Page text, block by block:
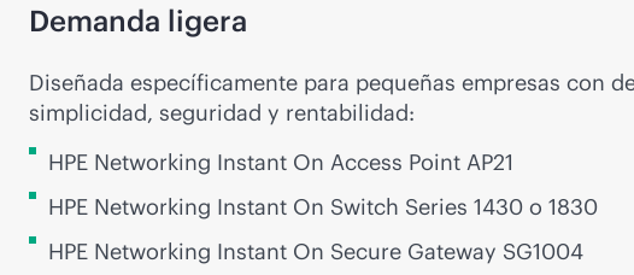
Demanda ligera
Diseñada específicamente para pequeñas empresas con
simplicidad, seguridad y rentabilidad:
HPE Networking Instant On Access Point AP21
HPE Networking Instant On Switch Series 1430 o 1830
HPE Networking Instant On Secure Gateway SG1004